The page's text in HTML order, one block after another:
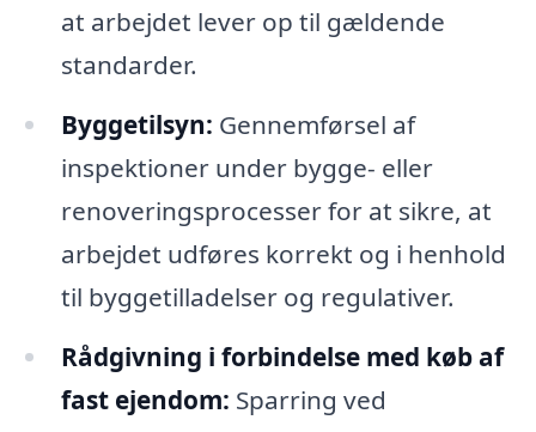
at arbejdet lever op til gældende
standarder.
Byggetilsyn: Gennemførsel af
inspektioner under bygge- eller
renoveringsprocesser for at sikre, at
arbejdet udføres korrekt og i henhold
til byggetilladelser og regulativer.
Rådgivning i forbindelse med køb af
fast ejendom: Sparring ved